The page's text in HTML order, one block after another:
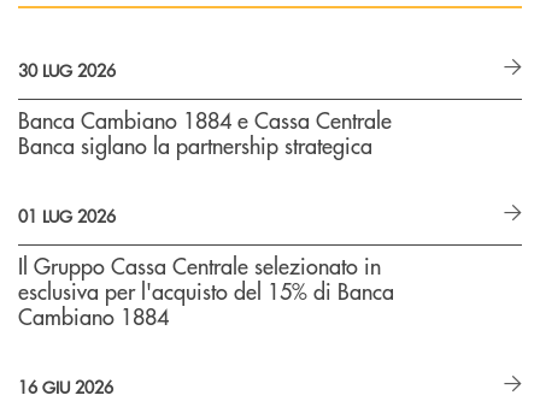
30 LUG 2026
Banca Cambiano 1884 e Cassa Centrale
Banca siglano la partnership strategica
01 LUG 2026
Il Gruppo Cassa Centrale selezionato in
esclusiva per l'acquisto del 15% di Banca
Cambiano 1884
16 GIU 2026